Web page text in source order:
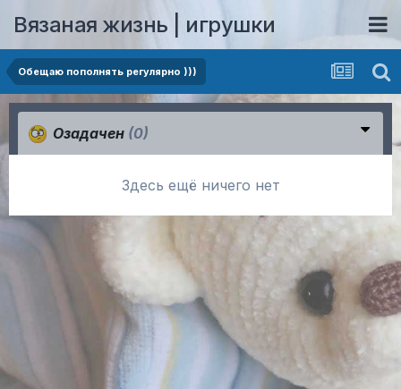
Вязаная жизнь | игрушки
Обещаю пополнять регулярно )))
Озадачен (0)
Здесь ещё ничего нет